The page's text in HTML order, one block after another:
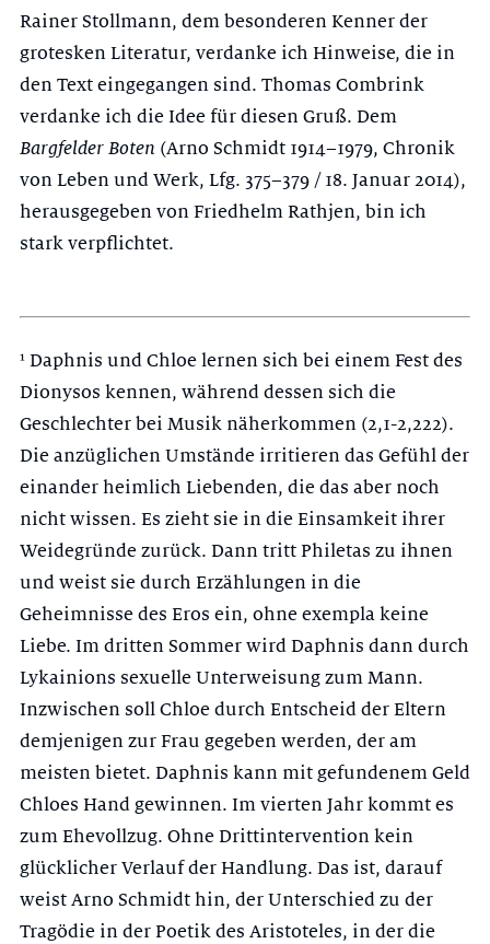
Rainer Stollmann, dem besonderen Kenner der
grotesken Literatur, verdanke ich Hinweise, die in
den Text eingegangen sind. Thomas Combrink
verdanke ich die Idee für diesen Gruß. Dem
Bargfelder Boten (Arno Schmidt 1914–1979, Chronik
von Leben und Werk, Lfg. 375–379 / 18. Januar 2014),
herausgegeben von Friedhelm Rathjen, bin ich
stark verpflichtet.
¹ Daphnis und Chloe lernen sich bei einem Fest des
Dionysos kennen, während dessen sich die
Geschlechter bei Musik näherkommen (2,1-2,222).
Die anzüglichen Umstände irritie­ren das Gefühl der
einander heimlich Liebenden, die das aber noch
nicht wissen. Es zieht sie in die Einsamkeit ihrer
Weidegründe zurück. Dann tritt Philetas zu ihnen
und weist ­sie durch Erzählungen in die
Geheimnisse des Eros ein, ohne exempla keine
Liebe. Im dritten Sommer wird Daphnis dann durch
Lykainions sexuelle Unterweisung zum Mann.
Inzwischen soll Chloe durch Entscheid der Eltern
demjenigen zur Frau gegeben werden, der am
meisten bietet. Daphnis kann mit gefundenem Geld
Chloes Hand gewinnen. Im vierten Jahr kommt es
zum Ehevollzug. Ohne Drittintervention kein
glücklicher Verlauf der Handlung. Das ist, darauf
weist Arno Schmidt hin, der Unterschied zu der
Tragödie in der Poetik des Aristoteles, in der die